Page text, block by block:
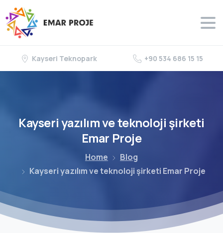
Kayseri Teknopark +90 534 686 15 15
Kayseriyazılımveteknoloji şirketi
Emar Proje
Home
Blog
Kayseri yazılım ve teknoloji şirketi Emar Proje